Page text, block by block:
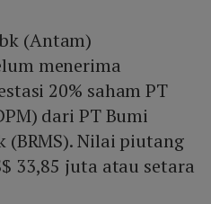
(Antam)
menerima
20% saham PT
dari PT Bumi
(BRMS). Nilai piutang
33,85 juta atau setara